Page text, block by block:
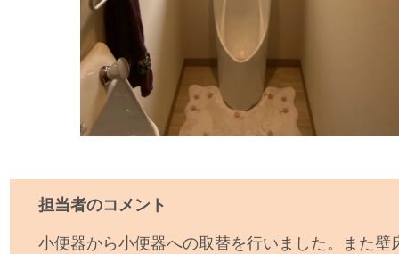
担当者のコメント
小便器から小便器への取替を行いました。また壁